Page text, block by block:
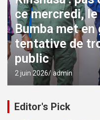
ce mercredi,
Bumba met
tentative de
public
2 juin 2026 admin
Editor's Pick